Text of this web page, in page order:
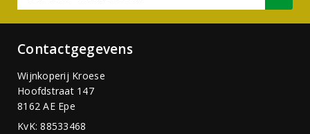
Contactgegevens
Wijnkoperij Kroese
Hoofdstraat 147
8162 AE Epe
KvK: 88533468